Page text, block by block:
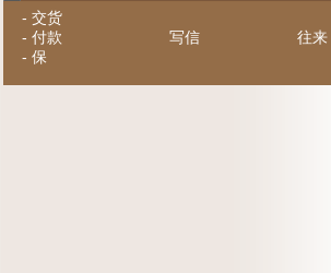
- 交货
- 付款
- 保
写信 往来